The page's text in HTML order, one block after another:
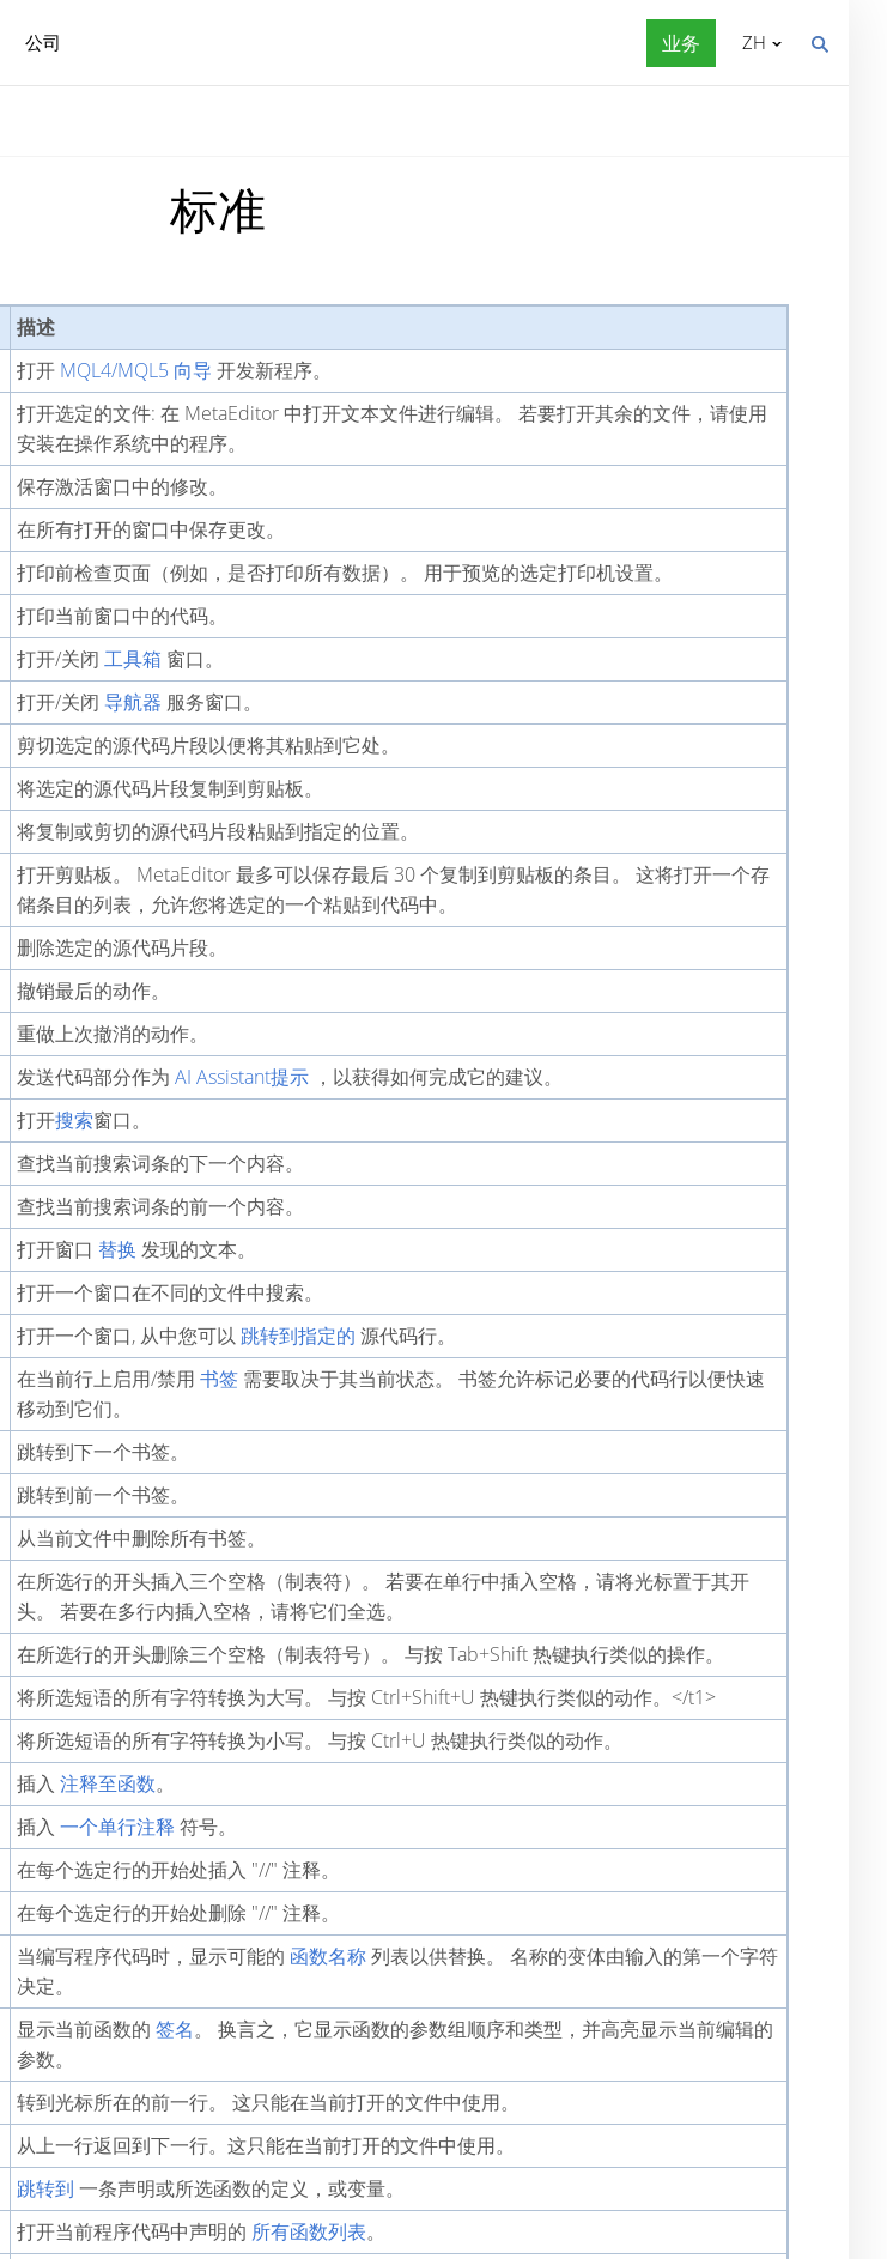
公司 业务 ZH
标准
描述
打开 MQL4/MQL5 向导 开发新程序。
打开选定的文件: 在 MetaEditor 中打开文本文件进行编辑。 若要打开其余的文件，请使用
安装在操作系统中的程序。
保存激活窗口中的修改。
在所有打开的窗口中保存更改。
打印前检查页面（例如，是否打印所有数据）。 用于预览的选定打印机设置。
打印当前窗口中的代码。
打开/关闭 工具箱 窗口。
打开/关闭 导航器 服务窗口。
剪切选定的源代码片段以便将其粘贴到它处。
将选定的源代码片段复制到剪贴板。
将复制或剪切的源代码片段粘贴到指定的位置。
打开剪贴板。 MetaEditor 最多可以保存最后 30 个复制到剪贴板的条目。 这将打开一个存
储条目的列表，允许您将选定的一个粘贴到代码中。
删除选定的源代码片段。
撤销最后的动作。
重做上次撤消的动作。
发送代码部分作为 AI Assistant提示 ，以获得如何完成它的建议。
打开搜索窗口。
查找当前搜索词条的下一个内容。
查找当前搜索词条的前一个内容。
打开窗口 替换 发现的文本。
打开一个窗口在不同的文件中搜索。
打开一个窗口, 从中您可以 跳转到指定的 源代码行。
在当前行上启用/禁用 书签 需要取决于其当前状态。 书签允许标记必要的代码行以便快速
移动到它们。
跳转到下一个书签。
跳转到前一个书签。
从当前文件中删除所有书签。
在所选行的开头插入三个空格（制表符）。 若要在单行中插入空格，请将光标置于其开
头。 若要在多行内插入空格，请将它们全选。
在所选行的开头删除三个空格（制表符号）。 与按 Tab+Shift 热键执行类似的操作。
将所选短语的所有字符转换为大写。 与按 Ctrl+Shift+U 热键执行类似的动作。</t1>
将所选短语的所有字符转换为小写。 与按 Ctrl+U 热键执行类似的动作。
插入 注释至函数。
插入 一个单行注释 符号。
在每个选定行的开始处插入 "//" 注释。
在每个选定行的开始处删除 "//" 注释。
当编写程序代码时，显示可能的 函数名称列表以供替换。 名称的变体由输入的第一个字符
决定。
显示当前函数的 签名。 换言之，它显示函数的参数组顺序和类型，并高亮显示当前编辑的
参数。
转到光标所在的前一行。 这只能在当前打开的文件中使用。
从上一行返回到下一行。这只能在当前打开的文件中使用。
跳转到 一条声明或所选函数的定义，或变量。
打开当前程序代码中声明的 所有函数列表。